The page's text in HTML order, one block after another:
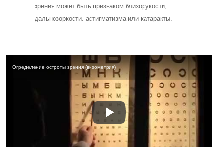
зрения может быть признаком близорукости,
дальнозоркости, астигматизма или катаракты.
Определение остроты зрения (визометрия)